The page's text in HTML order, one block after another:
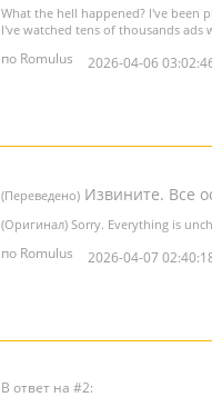
What the hell happened? I've been
I've watched tens of thousands
по Romulus 2026-04-06
(Переведено) Извините. Все
(Оригинал) Sorry. Everything is
по Romulus 2026-04-07
В ответ на #2: